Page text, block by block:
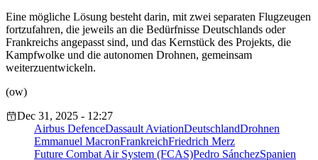
Eine mögliche Lösung besteht darin, mit zwei separaten Flugzeugen
fortzufahren, die jeweils an die Bedürfnisse Deutschlands oder
Frankreichs angepasst sind, und das Kernstück des Projekts, die
Kampfwolke und die autonomen Drohnen, gemeinsam
weiterzuentwickeln.
(ow)
Dec 31, 2025 - 12:27
Airbus DefenceDassault AviationDeutschlandDrohnen
Emmanuel MacronFrankreichFriedrich Merz
Future Combat Air System (FCAS)Pedro SánchezSpanien